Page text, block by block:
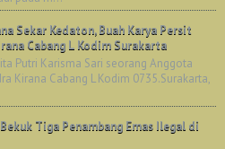
Sekar Kedaton, Buah Karya Persit
Cabang L Kodim Surakarta
Putri Karisma Sari seorang Anggota
Kirana Cabang L Kodim 0735.Surakarta,
Tiga Penambang Emas Ilegal di